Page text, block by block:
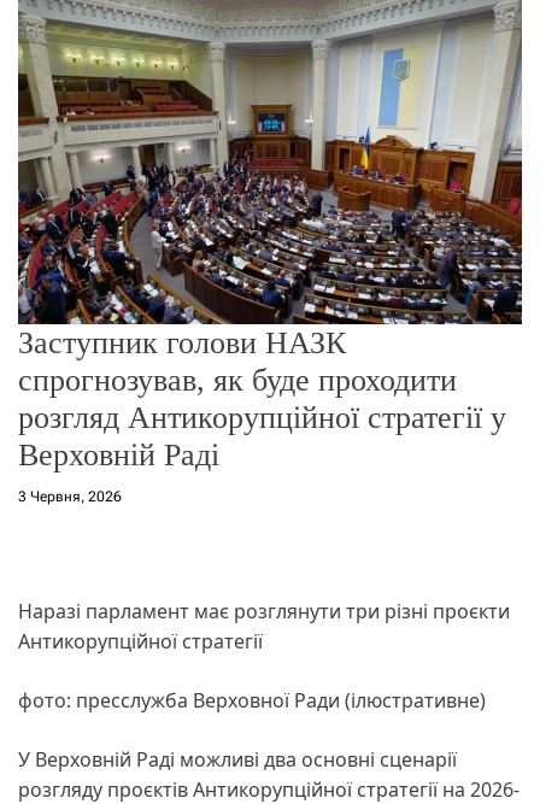
о
р
е
ж
и
м
у
Заступник голови НАЗК
спрогнозував, як буде проходити
розгляд Антикорупційної стратегії у
Верховній Раді
3 Червня, 2026
Наразі парламент має розглянути три різні проєкти
Антикорупційної стратегії
фото: пресслужба Верховної Ради (ілюстративне)
У Верховній Раді можливі два основні сценарії
розгляду проєктів Антикорупційної стратегії на 2026-